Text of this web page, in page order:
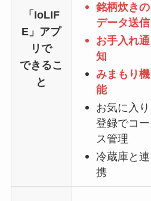
「IoLIF
E」アプ
リで
できるこ
と
銘柄炊きの
データ送信
お手入れ通
知
みまもり機
能
お気に入り
登録でコー
ス管理
冷蔵庫と連
携